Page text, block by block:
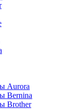
Aurora
Bernina
Brother